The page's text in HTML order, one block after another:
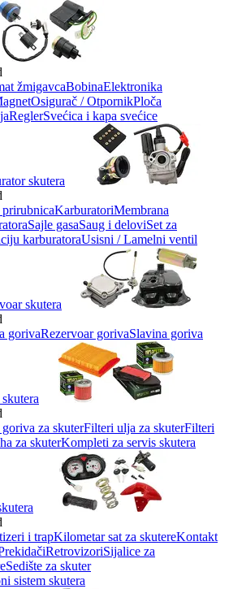
žmigavcaBobinaElektronika
Osigurač / OtpornikPloča
ReglerSvećica i kapa svećice
skutera
KarburatoriMembrana
Sajle gasaSaug i deloviSet za
karburatoraUsisni / Lamelni ventil
skutera
gorivaRezervoar gorivaSlavina goriva
za skuterFilteri ulja za skuterFilteri
za skuterKompleti za servis skutera
i trapKilometar sat za skutereKontakt
RetrovizoriSijalice za
Sedište za skuter
sistem skutera